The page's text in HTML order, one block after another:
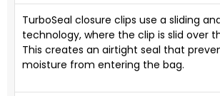
TurboSeal closure clips use a sliding
technology, where the clip is slid over
This creates an airtight seal that
moisture from entering the bag.